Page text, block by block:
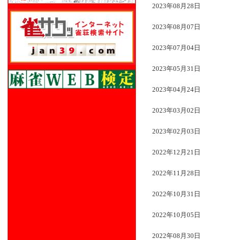
2023年08月28日
2023年08月07日
2023年07月04日
2023年05月31日
2023年04月24日
2023年03月02日
2023年02月03日
2022年12月21日
2022年11月28日
2022年10月31日
2022年10月05日
2022年08月30日